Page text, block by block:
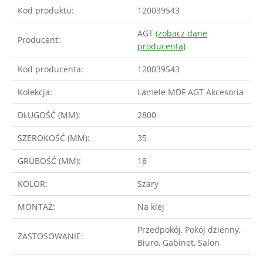
Kod produktu: 120039543
Producent:
AGT (zobacz dane
producenta)
Kod producenta: 120039543
Kolekcja: Lamele MDF AGT Akcesoria
DŁUGOŚĆ (MM): 2800
SZEROKOŚĆ (MM): 35
GRUBOŚĆ (MM): 18
KOLOR: Szary
MONTAŻ: Na klej
ZASTOSOWANIE:
Przedpokój, Pokój dzienny,
Biuro, Gabinet, Salon